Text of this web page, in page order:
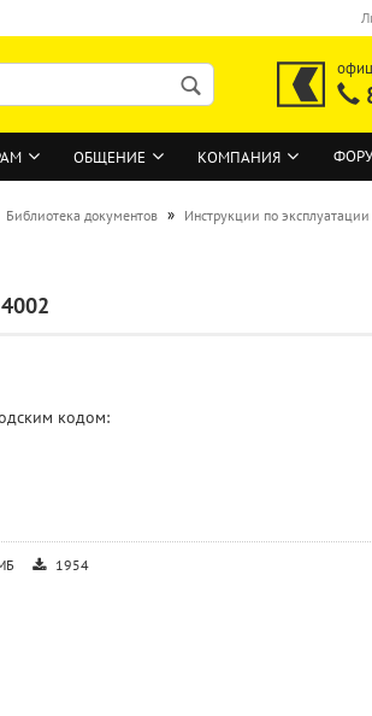
ОБЩЕНИЕ КОМПАНИЯ
Библиотека документов » Инструкции по эксплуатации
кодом:
1954